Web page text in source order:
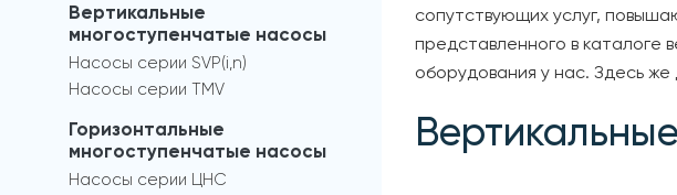
сопутствующих услуг,
представленного в каталоге
оборудования у нас. Здесь
Вертикальные
многоступенчатые насосы
Насосы серии SVP(i,n)
Насосы серии TMV
Горизонтальные
многоступенчатые насосы
Насосы серии ЦНС